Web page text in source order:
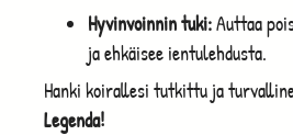
Hyvinvoinnin tuki:Auttaa
ja ehkäisee ientulehdusta.
Hanki koirallesi tutkittu ja
Legenda!